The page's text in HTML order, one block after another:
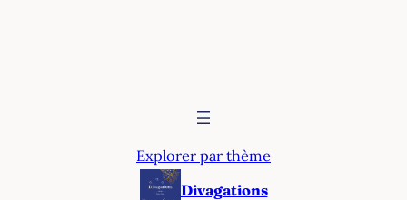
Explorer par thème
Divagations